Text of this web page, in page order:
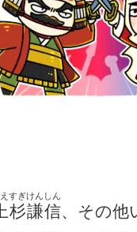
上杉謙信
すぎけんしん
、その他